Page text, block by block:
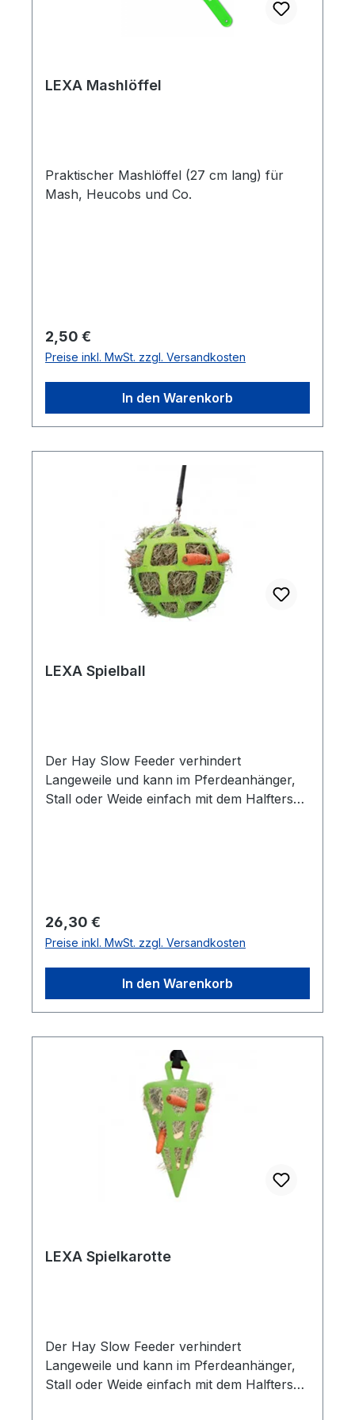
LEXA Mashlöffel
Praktischer Mashlöffel (27 cm lang) für
Mash, Heucobs und Co.
Regulärer Preis:
2,50 €
Preise inkl. MwSt. zzgl. Versandkosten
In den Warenkorb
LEXA Spielball
Der Hay Slow Feeder verhindert
Langeweile und kann im Pferdeanhänger,
Stall oder Weide einfach mit dem Halfterseil
Spielzeug für mehr Abwechslung. Durch
die stetige Bewegung verlängert sich
automatisch die Futteraufnahme. Zudem ist
es einfach zu bewässern.
Regulärer Preis:
26,30 €
Preise inkl. MwSt. zzgl. Versandkosten
In den Warenkorb
LEXA Spielkarotte
Der Hay Slow Feeder verhindert
Langeweile und kann im Pferdeanhänger,
Stall oder Weide einfach mit dem Halfterseil